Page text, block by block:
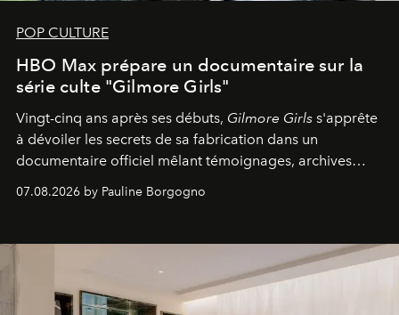
POP CULTURE
HBO Max prépare un documentaire sur la
série culte "Gilmore Girls"
Vingt-cinq ans après ses débuts, Gilmore Girls s'apprête
à dévoiler les secrets de sa fabrication dans un
documentaire officiel mêlant témoignages, archives
inédites et plongée dans les coulisses d'un phénomène
générationnel.
07.08.2026 by Pauline Borgogno